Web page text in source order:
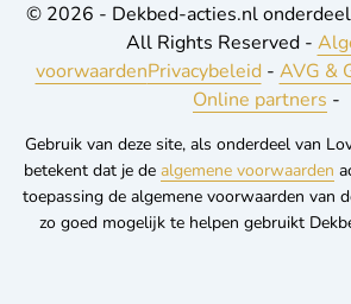
© 2026 - Dekbed-acties.nl
All Rights Reserved -
voorwaardenPrivacybeleid- AVG &
Online partners -
Gebruik van deze site, als onderdeel van
betekent dat je de algemene voorwaarden
toepassing de algemene voorwaarden van
zo goed mogelijk te helpen gebruikt